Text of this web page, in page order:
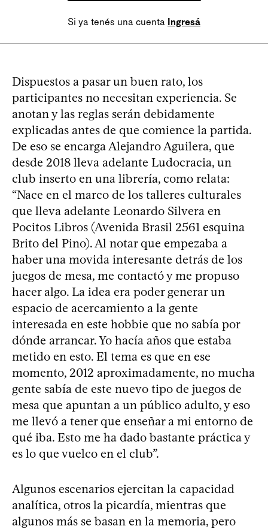
Si ya tenés una cuenta Ingresá
Dispuestos a pasar un buen rato, los
participantes no necesitan experiencia. Se
anotan y las reglas serán debidamente
explicadas antes de que comience la partida.
De eso se encarga Alejandro Aguilera, que
desde 2018 lleva adelante Ludocracia, un
club inserto en una librería, como relata:
“Nace en el marco de los talleres culturales
que lleva adelante Leonardo Silvera en
Pocitos Libros (Avenida Brasil 2561 esquina
Brito del Pino). Al notar que empezaba a
haber una movida interesante detrás de los
juegos de mesa, me contactó y me propuso
hacer algo. La idea era poder generar un
espacio de acercamiento a la gente
interesada en este hobbie que no sabía por
dónde arrancar. Yo hacía años que estaba
metido en esto. El tema es que en ese
momento, 2012 aproximadamente, no mucha
gente sabía de este nuevo tipo de juegos de
mesa que apuntan a un público adulto, y eso
me llevó a tener que enseñar a mi entorno de
qué iba. Esto me ha dado bastante práctica y
es lo que vuelco en el club”.
Algunos escenarios ejercitan la capacidad
analítica, otros la picardía, mientras que
algunos más se basan en la memoria, pero